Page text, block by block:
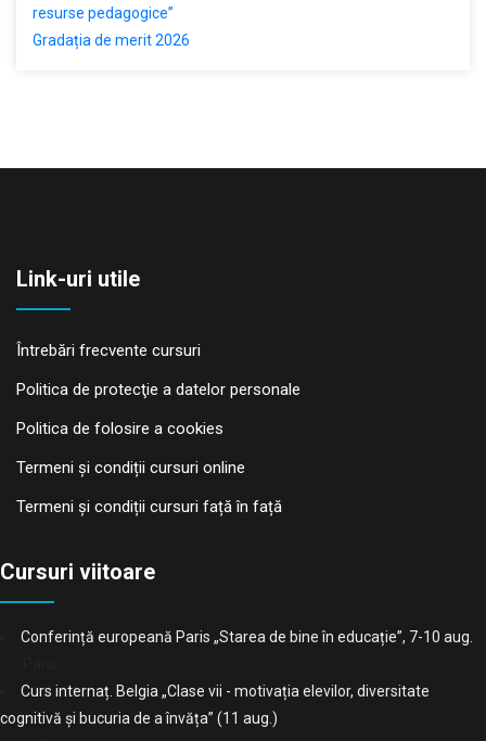
resurse pedagogice”
Gradația de merit 2026
Link-uri utile
Întrebări frecvente cursuri
Politica de protecţie a datelor personale
Politica de folosire a cookies
Termeni și condiții cursuri online
Termeni și condiții cursuri față în față
Cursuri viitoare
Conferință europeană Paris „Starea de bine în educație”, 7-10 aug.
Curs internaț. Belgia „Clase vii - motivația elevilor, diversitate
cognitivă și bucuria de a învăța” (11 aug.)